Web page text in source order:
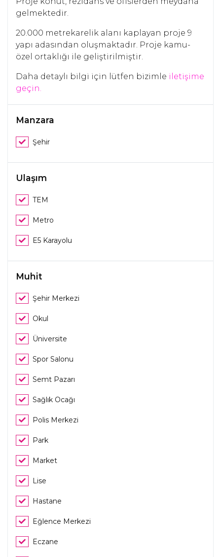
gelmektedir.
20.000 metrekarelik alanı kaplayan proje 9
yapı adasından oluşmaktadır. Proje kamu-
özel ortaklığı ile geliştirilmiştir.
Daha detaylı bilgi için lütfen bizimle iletişime
geçin.
Manzara
Şehir
Ulaşım
TEM
Metro
E5 Karayolu
Muhit
Şehir Merkezi
Okul
Üniversite
Spor Salonu
Semt Pazarı
Sağlık Ocağı
Polis Merkezi
Park
Market
Lise
Hastane
Eğlence Merkezi
Eczane